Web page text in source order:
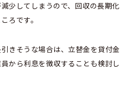
少してしまうので、回収の長期化
ろです。
きそうな場合は、立替金を貸付金
から利息を徴収することも検討し